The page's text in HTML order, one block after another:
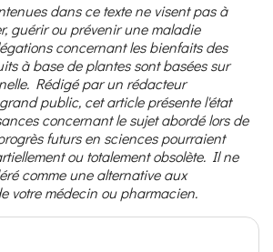
dans ce texte ne visent pas à
guérir ou prévenir une maladie
concernant les bienfaits des
à base de plantes sont basées sur
Rédigé par un rédacteur
public, cet article présente l'état
concernant le sujet abordé lors de
futurs en sciences pourraient
ou totalement obsolète. Il ne
comme une alternative aux
votre médecin ou pharmacien.